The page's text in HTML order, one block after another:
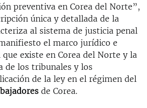
preventiva en Corea del Norte”,
única y detallada de la
al sistema de justicia penal
el marco jurídico e
existe en Corea del Norte y la
de los tribunales y los
de la ley en el régimen del
de Corea.